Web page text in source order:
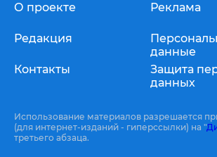
О проекте
Редакция
Контакты
Реклама
данные
Защита
данных
Использование материалов разрешается
(для интернет-изданий - гиперссылки) на "
третьего абзаца.